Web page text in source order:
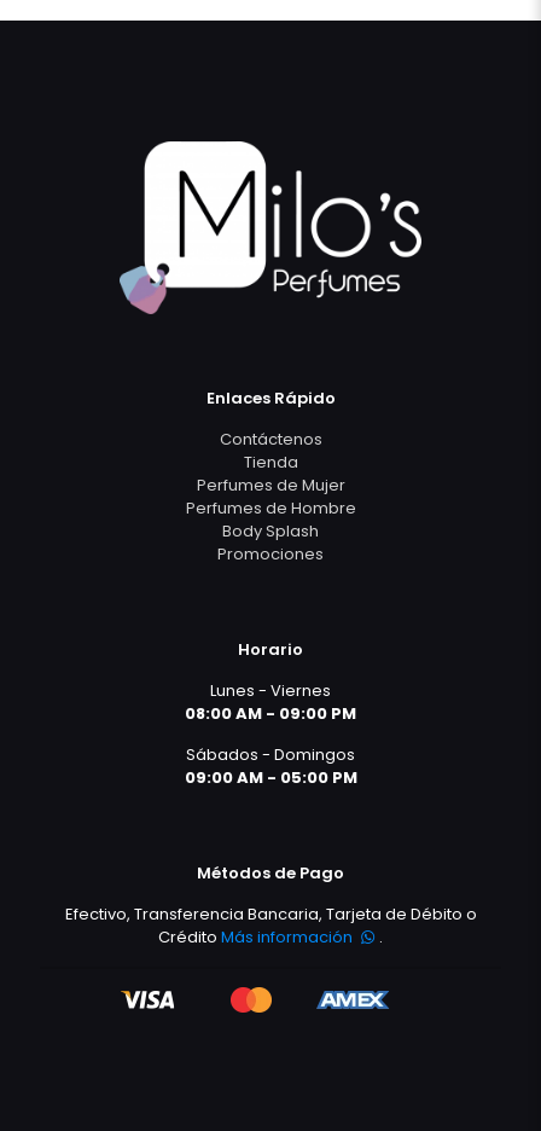
Enlaces Rápido
Contáctenos
Tienda
Perfumes de Mujer
Perfumes de Hombre
Body Splash
Promociones
Horario
Lunes - Viernes
08:00 AM - 09:00 PM
Sábados - Domingos
09:00 AM - 05:00 PM
Métodos de Pago
Efectivo, Transferencia Bancaria, Tarjeta de Débito o
CréditoMás información .